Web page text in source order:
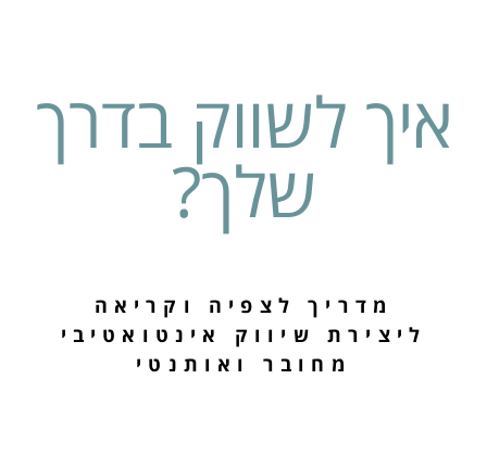
בדרך
יצירת
איך לשווק בדרך
שלך?
מדריך לצפיה וקריאה
ליצירת שיווק אינטואטיבי
מחובר ואותנטי